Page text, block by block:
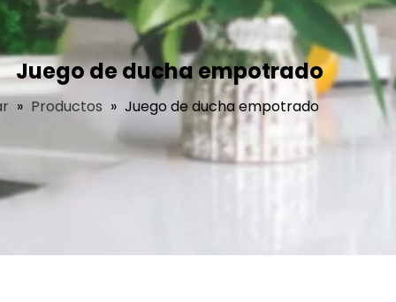
Juego de ducha empotrado
» Productos » Juego de ducha empotrado